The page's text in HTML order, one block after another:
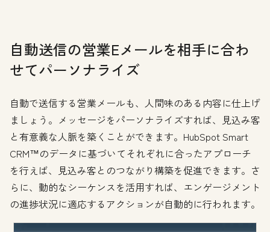
自動送信の営業Eメールを相手に合わ
せてパーソナライズ
自動で送信する営業メールも、人間味のある内容に仕上げ
ましょう。メッセージをパーソナライズすれば、見込み客
と有意義な人脈を築くことができます。HubSpot Smart
CRM™のデータに基づいてそれぞれに合ったアプローチ
を行えば、見込み客とのつながり構築を促進できます。さ
らに、動的なシーケンスを活用すれば、エンゲージメント
の進捗状況に適応するアクションが自動的に行われます。